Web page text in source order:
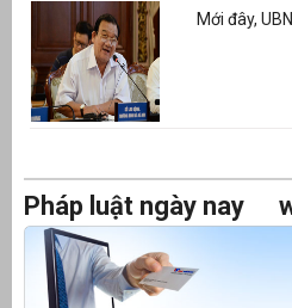
Mới đây,
Pháp luật ngày nay